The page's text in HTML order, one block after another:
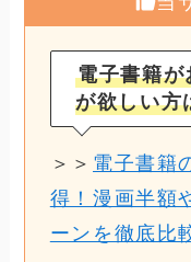
電子書籍が
が欲しい方
＞＞ 電子書籍
得！漫画半額
ーンを徹底比